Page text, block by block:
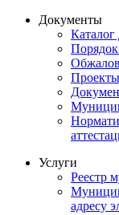
Документы
Каталог
Услуги
Реестр
адресу